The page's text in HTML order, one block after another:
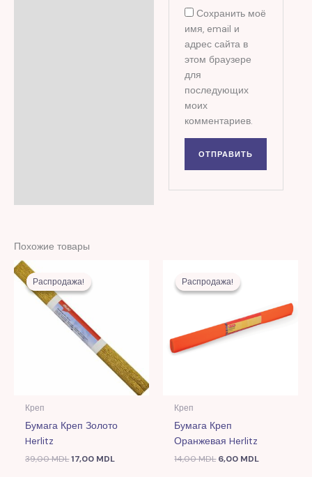
Сохранить моё
имя, email и
адрес сайта в
этом браузере
для
последующих
моих
комментариев.
Похожие товары
Распродажа!
Распродажа!
Креп
Бумага Креп Золото
Herlitz
39,00MDL
цена
составляла
17,00 MDL
Распродажа!
Распродажа!
Креп
Бумага Креп
Оранжевая Herlitz
14,00MDL
цена
составляла
6,00 MDL